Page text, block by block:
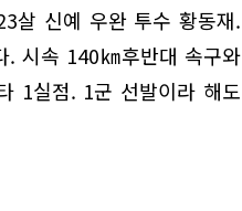
살 신예 우완 투수 황동재.
. 시속 140㎞후반대 속구와
1실점. 1군 선발이라 해도